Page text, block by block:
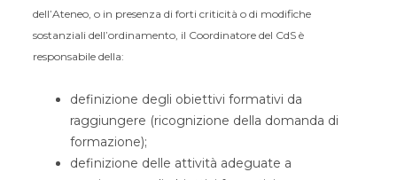
dell’Ateneo, o in presenza di forti criticità o di modifiche
sostanziali dell’ordinamento, il Coordinatore del CdS è
responsabile della:
definizione degli obiettivi formativi da
raggiungere (ricognizione della domanda di
formazione);
definizione delle attività adeguate a